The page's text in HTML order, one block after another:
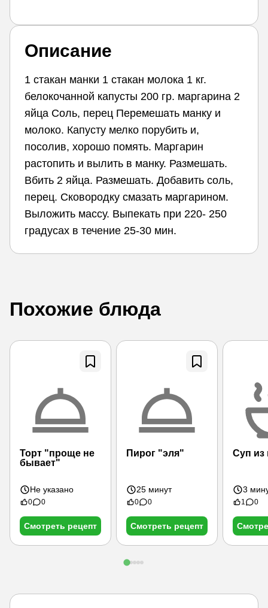
Описание
1 стакан манки 1 стакан молока 1 кг.
белокочанной капусты 200 гр. маргарина 2
яйца Соль, перец Перемешать манку и
молоко. Капусту мелко порубить и,
посолив, хорошо помять. Маргарин
растопить и вылить в манку. Размешать.
Вбить 2 яйца. Размешать. Добавить соль,
перец. Сковородку смазать маргарином.
Выложить массу. Выпекать при 220- 250
градусах в течение 25-30 мин.
Похожие блюда
Торт "проще не
бывает"
Не указано
0 0
Смотреть рецепт
Пирог "эля"
25 минут
0 0
Смотреть рецепт
Суп из
3
1 0